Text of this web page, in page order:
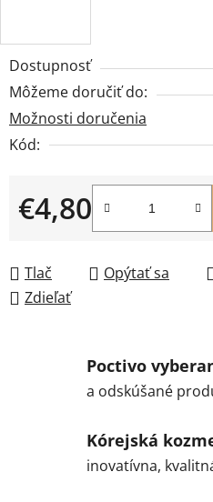
Dostupnosť
Môžeme doručiť do:
Možnosti doručenia
Kód:
€4,80
Jednotková cena:
Tlač Opýtať sa
Zdieľať
Poctivo
a odskúšané
Kórejská
inovatívna,